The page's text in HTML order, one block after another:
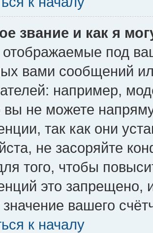
звание и как я
отображаемые под
вами сообщений
например,
не можете
так как они
не засоряйте
того, чтобы
это запрещено,
значение вашего
к началу